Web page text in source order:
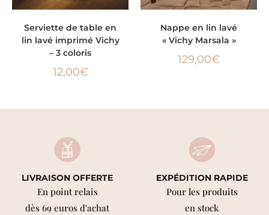
Serviette de table en
lin lavé imprimé Vichy
– 3 coloris
12,00€
Nappe en lin lavé
« Vichy Marsala »
129,00€
LIVRAISON OFFERTE
En point relais
dès 69 euros d'achat
EXPÉDITION RAPIDE
Pour les produits
en stock